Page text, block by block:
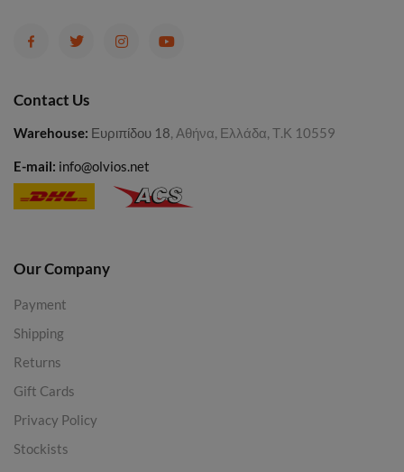
Contact Us
Warehouse: Ευριπίδου 18, Αθήνα, Ελλάδα, Τ.Κ 10559
E-mail: info@olvios.net
Our Company
Payment
Shipping
Returns
Gift Cards
Privacy Policy
Stockists